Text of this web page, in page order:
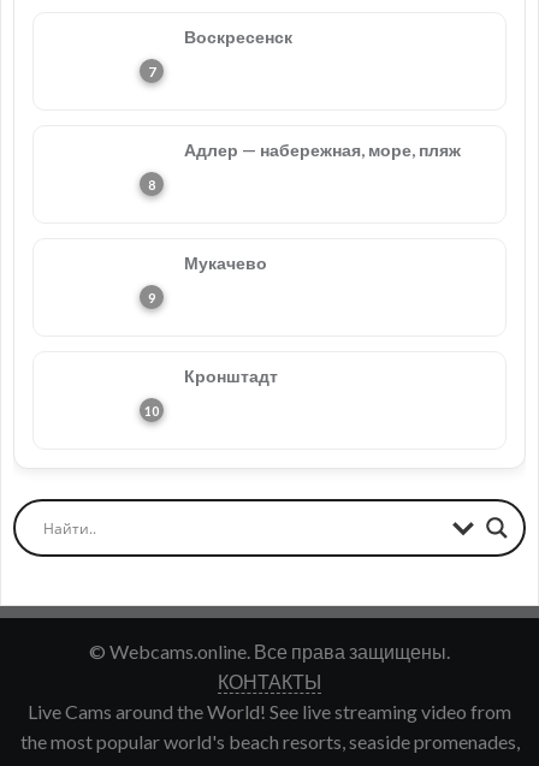
Воскресенск
Адлер — набережная, море, пляж
Мукачево
Кронштадт
© Webcams.online. Все права защищены.
КОНТАКТЫ
Live Cams around the World! See live streaming video from
the most popular world's beach resorts, seaside promenades,